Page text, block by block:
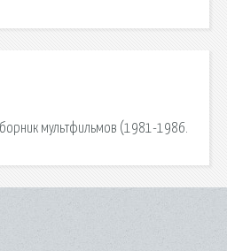
мультфильмов (1981-1986.